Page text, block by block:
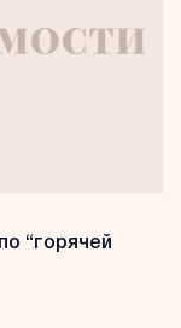
“горячей